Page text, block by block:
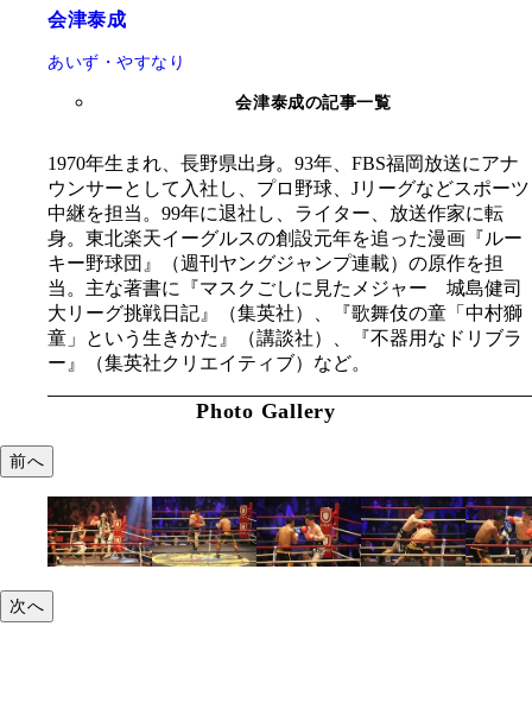
会津泰成
あいず・やすなり
会津泰成の記事一覧
1970年生まれ、長野県出身。93年、FBS福岡放送にアナ
ウンサーとして入社し、プロ野球、Jリーグなどスポーツ
中継を担当。99年に退社し、ライター、放送作家に転
身。東北楽天イーグルスの創設元年を追った漫画『ルー
キー野球団』（週刊ヤングジャンプ連載）の原作を担
当。主な著書に『マスクごしに見たメジャー 城島健司
大リーグ挑戦日記』（集英社）、『歌舞伎の童「中村獅
童」という生きかた』（講談社）、『不器用なドリブラ
ー』（集英社クリエイティブ）など。
Photo Gallery
前へ
次へ